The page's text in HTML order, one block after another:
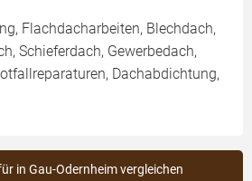
Flachdacharbeiten, Blechdach,
Schieferdach, Gewerbedach,
Dachabdichtung,
in Gau-Odernheim vergleichen